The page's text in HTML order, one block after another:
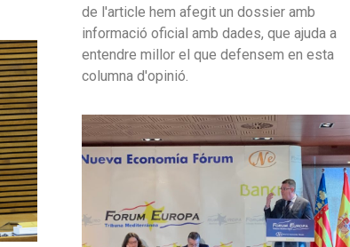
de l'article hem afegit un dossier amb
informació oficial amb dades, que ajuda a
entendre millor el que defensem en esta
columna d'opinió.